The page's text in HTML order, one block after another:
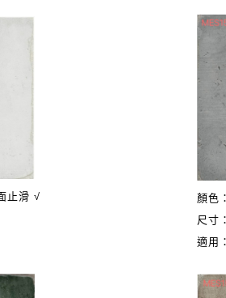
止滑 √
顏色
尺寸
適用